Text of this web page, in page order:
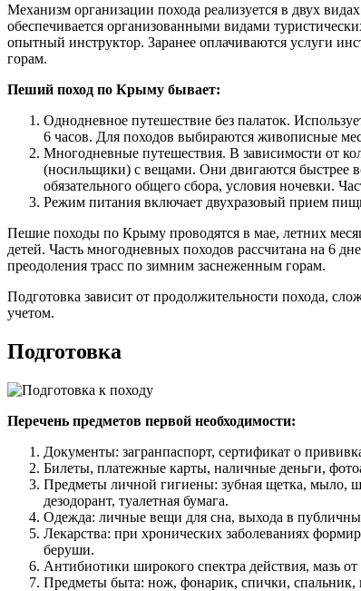
Механизм организации похода реализуется в двух
обеспечивается организованными видами
опытный инструктор. Заранее оплачиваются услуги
горам.
Пеший поход по Крыму бывает:
Однодневное путешествие без палаток.
6 часов. Для походов выбираются живописные
Многодневные путешествия. В зависимости от
(носильщики) с вещами. Они двигаются быстрее
обязательного общего сбора, условия ночевки.
Режим питания включает двухразовый прием
Пешие походы по Крыму проводятся в мае, летних
детей. Часть многодневных походов рассчитана на 6
преодоления трасс по зимним заснеженным горам.
Подготовка зависит от продолжительности похода,
учетом.
Подготовка
Перечень предметов первой необходимости:
Документы: загранпаспорт, сертификат о
Билеты, платежные карты, наличные деньги,
Предметы личной гигиены: зубная щетка, мыло,
дезодорант, туалетная бумага.
Одежда: личные вещи для сна, выхода в
Лекарства: при хронических заболеваниях
беруши.
Антибиотики широкого спектра действия, мазь
Предметы быта: нож, фонарик, спички, спальник,